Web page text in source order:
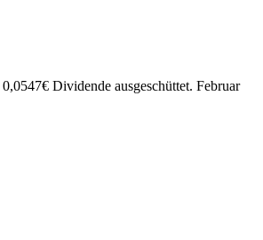
0,0547€ Dividende ausgeschüttet. Februar